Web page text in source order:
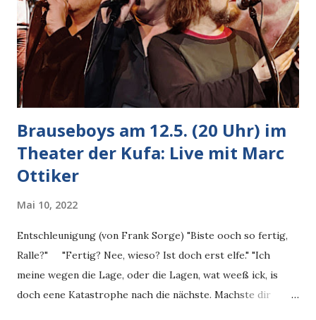
seelisch, innerlich, hartnäckig wollen sie noch irgendetwas
dazupacken, was auch immer. Immer und immer wieder
fragen sie nach, die Kinder schütteln entsetzt die Köpfe,
aber da müssen wir hart bleiben mit den Dönerzubereitern
und lehnen al...
Brauseboys am 12.5. (20 Uhr) im
Theater der Kufa: Live mit Marc
Ottiker
Mai 10, 2022
Entschleunigung (von Frank Sorge) "Biste ooch so fertig,
Ralle?" "Fertig? Nee, wieso? Ist doch erst elfe." "Ich
meine wegen die Lage, oder die Lagen, wat weeß ick, is
doch eene Katastrophe nach die nächste. Machste dir